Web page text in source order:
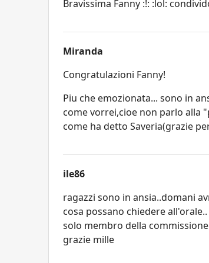
Bravissima Fanny :!: :lol:
Miranda
Congratulazioni Fanny!
Piu che emozionata... sono in
come vorrei,cioe non parlo alla
come ha detto Saveria(grazie
ile86
ragazzi sono in ansia..domani
cosa possano chiedere
solo membro della
grazie mille